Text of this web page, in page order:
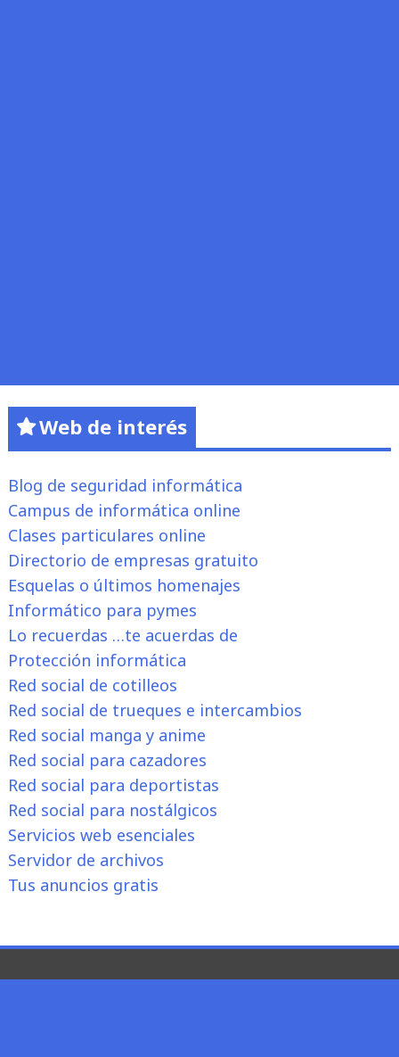
Web de interés
Blog de seguridad informática
Campus de informática online
Clases particulares online
Directorio de empresas gratuito
Esquelas o últimos homenajes
Informático para pymes
Lo recuerdas …te acuerdas de
Protección informática
Red social de cotilleos
Red social de trueques e intercambios
Red social manga y anime
Red social para cazadores
Red social para deportistas
Red social para nostálgicos
Servicios web esenciales
Servidor de archivos
Tus anuncios gratis